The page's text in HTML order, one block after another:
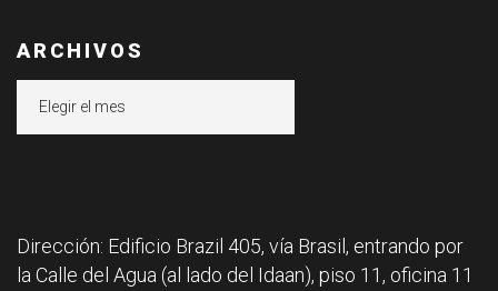
ARCHIVOS
Dirección: Edificio Brazil 405, vía Brasil, entrando por
la Calle del Agua (al lado del Idaan), piso 11, oficina 11